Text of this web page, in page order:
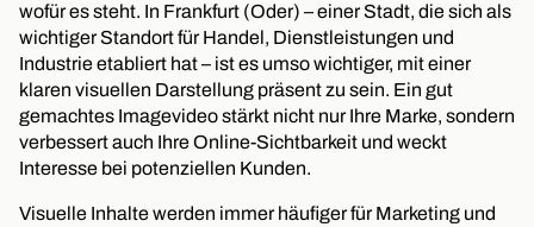
wofür es steht. In Frankfurt (Oder) – einer Stadt, die sich als
wichtiger Standort für Handel, Dienstleistungen und
Industrie etabliert hat – ist es umso wichtiger, mit einer
klaren visuellen Darstellung präsent zu sein. Ein gut
gemachtes Imagevideo stärkt nicht nur Ihre Marke, sondern
verbessert auch Ihre Online-Sichtbarkeit und weckt
Interesse bei potenziellen Kunden.
Visuelle Inhalte werden immer häufiger für Marketing und